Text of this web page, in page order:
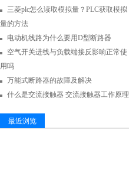
三菱plc怎么读取模拟量？PLC获取模拟
量的方法
电动机线路为什么要用D型断路器
空气开关进线与负载端接反影响正常使
用吗
万能式断路器的故障及解决
什么是交流接触器 交流接触器工作原理
最近浏览